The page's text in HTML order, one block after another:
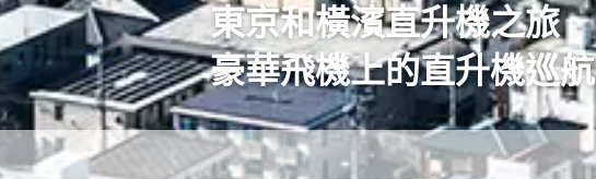
東京和橫濱直升機之旅
豪華飛機上的直升機巡航